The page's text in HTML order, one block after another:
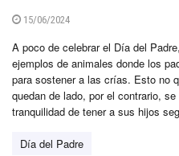
15/06/2024
A poco de celebrar el Día del
ejemplos de animales donde los
para sostener a las crías. Esto no
quedan de lado, por el contrario,
tranquilidad de tener a sus hijos
Día del Padre